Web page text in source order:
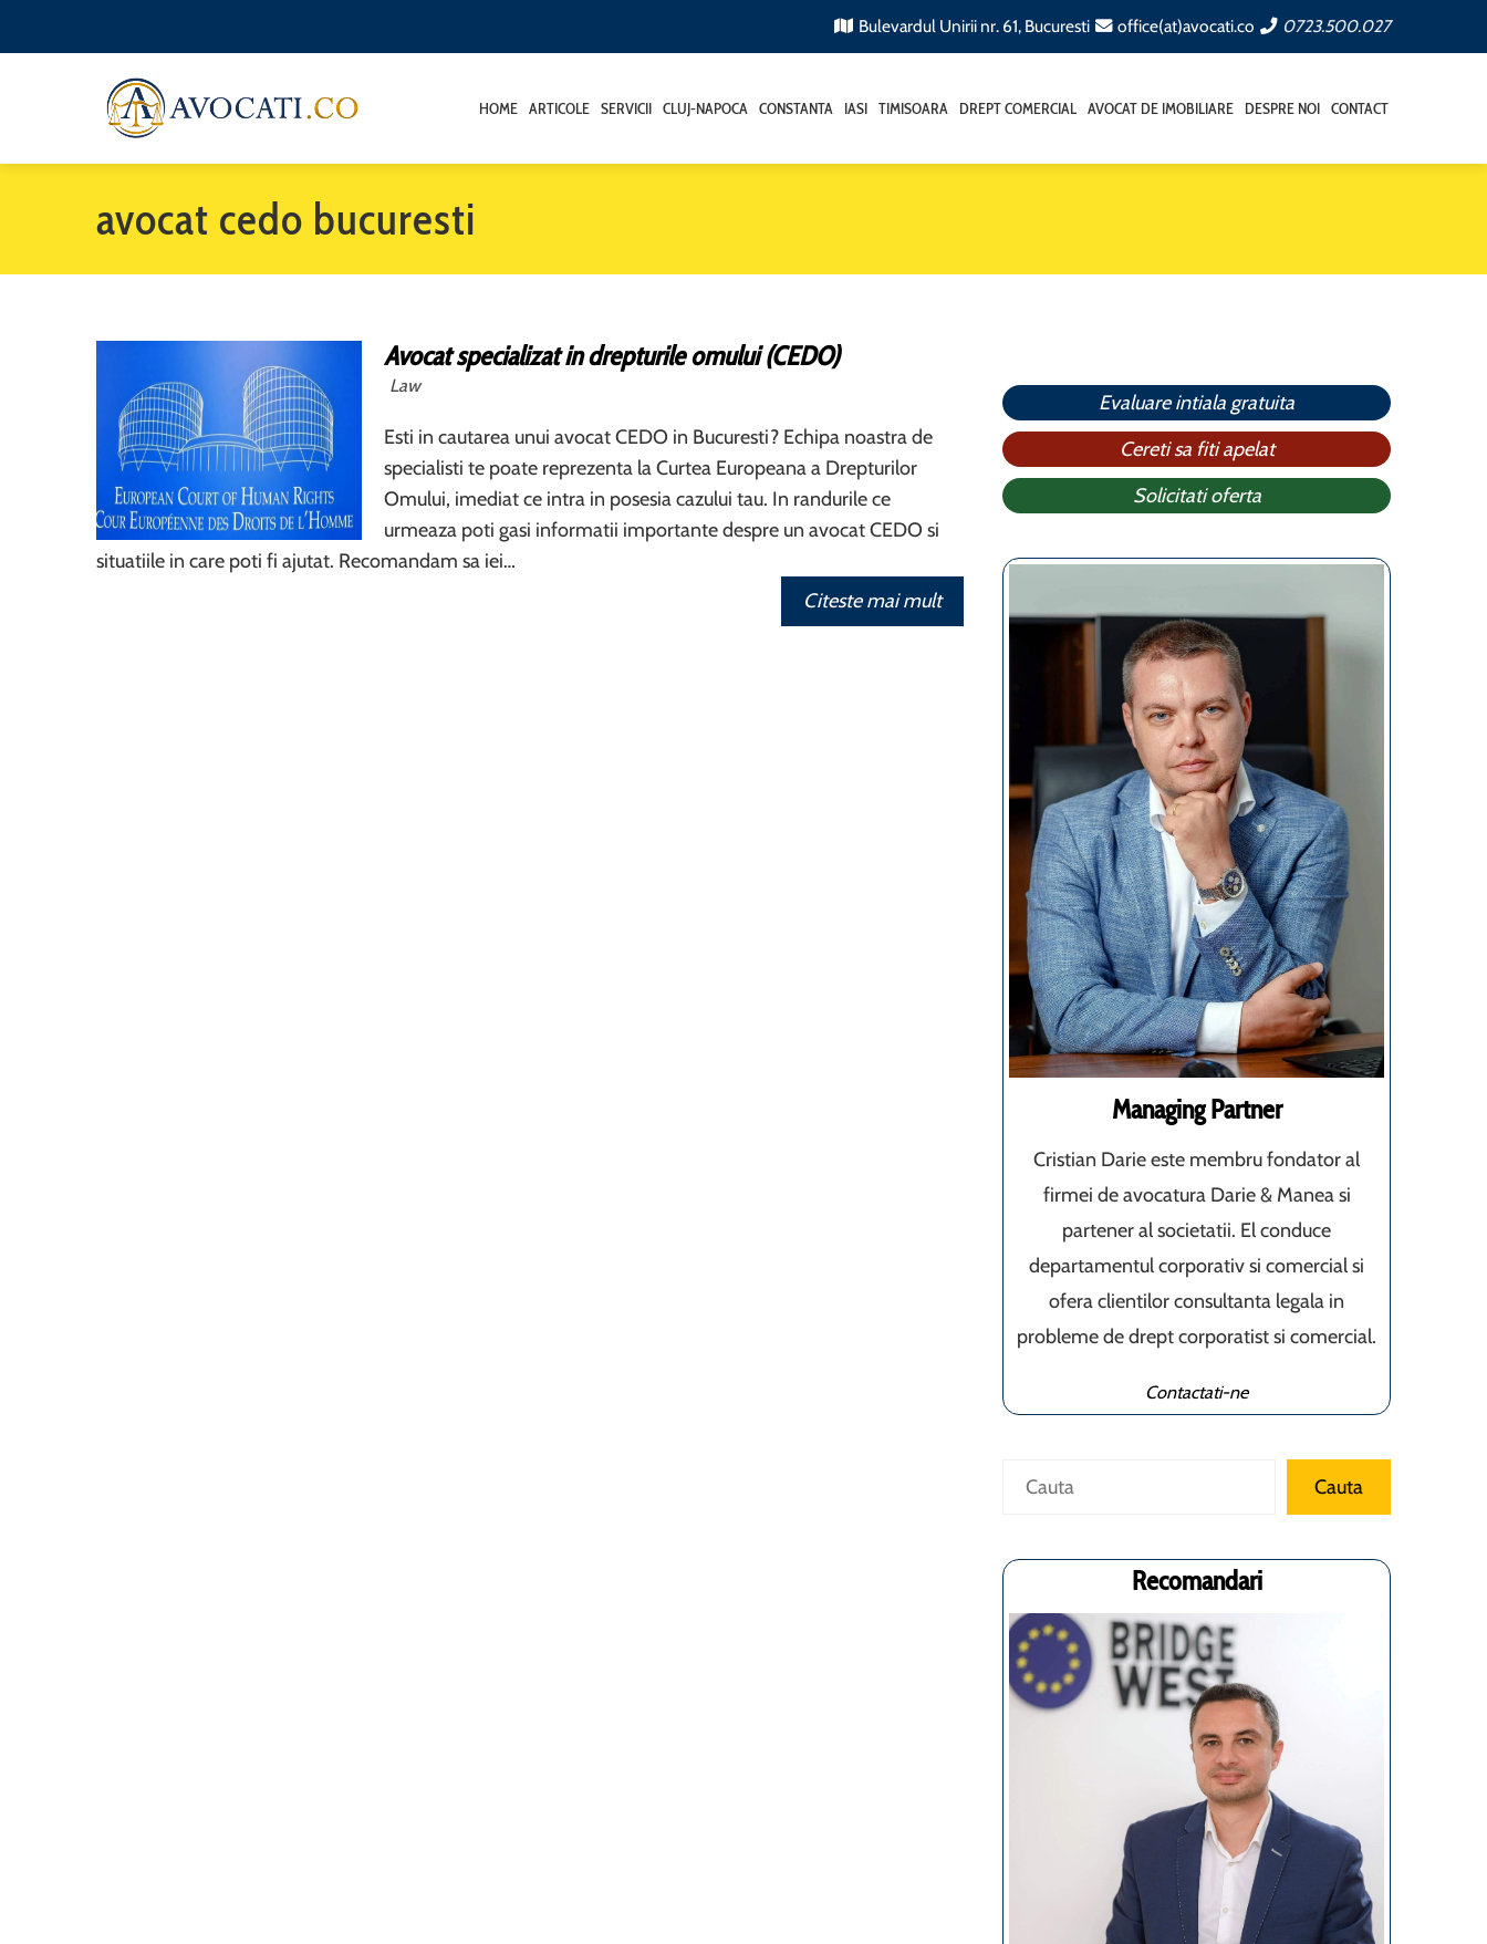
Bulevardul Unirii nr. 61, Bucuresti office(at)avocati.co 0723.500.027
HOME ARTICOLE SERVICII CLUJ-NAPOCA CONSTANTA IASI TIMISOARA DREPT COMERCIAL AVOCAT DE IMOBILIARE DESPRE NOI CONTACT
avocat cedo bucuresti
Avocat specializat in drepturile omului (CEDO)
Law
Esti in cautarea unui avocat CEDO in Bucuresti? Echipa noastra de
specialisti te poate reprezenta la Curtea Europeana a Drepturilor
Omului, imediat ce intra in posesia cazului tau. In randurile ce
urmeaza poti gasi informatii importante despre un avocat CEDO si
situatiile in care poti fi ajutat. Recomandam sa iei…
Citeste mai mult
Evaluare intiala gratuita
Cereti sa fiti apelat
Solicitati oferta
Managing Partner
Cristian Darie este membru fondator al
firmei de avocatura Darie & Manea si
partener al societatii. El conduce
departamentul corporativ si comercial si
ofera clientilor consultanta legala in
probleme de drept corporatist si comercial.
Contactati-ne
Caută Cauta
Recomandari